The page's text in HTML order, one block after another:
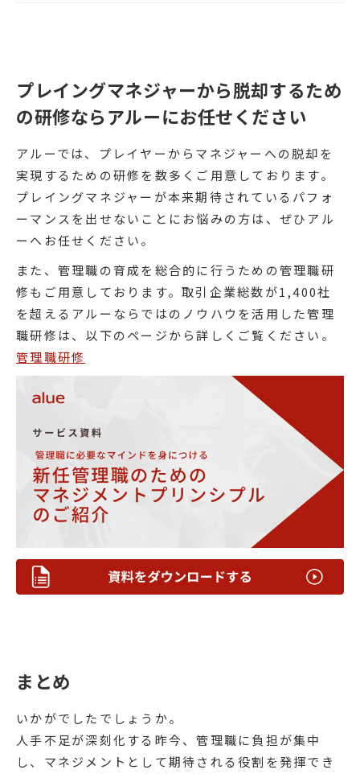
プレイングマネジャーから脱却するため
の研修ならアルーにお任せください
アルーでは、プレイヤーからマネジャーへの脱却を
実現するための研修を数多くご用意しております。
プレイングマネジャーが本来期待されているパフォ
ーマンスを出せないことにお悩みの方は、ぜひアル
ーへお任せください。
また、管理職の育成を総合的に行うための管理職研
修もご用意しております。取引企業総数が1,400社
を超えるアルーならではのノウハウを活用した管理
職研修は、以下のページから詳しくご覧ください。
管理職研修
まとめ
いかがでしたでしょうか。
人手不足が深刻化する昨今、管理職に負担が集中
し、マネジメントとして期待される役割を発揮でき